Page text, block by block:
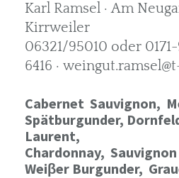
Karl Ramsel · Am
Kirrweiler
06321/95010 oder
6416 ·
Cabernet Sauvignon,
Spätburgunder,
Laurent,
Chardonnay,
Weiβer Burgunder,